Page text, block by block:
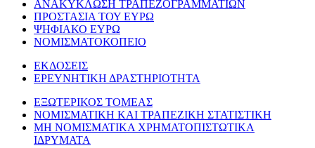
ΑΝΑΚΥΚΛΩΣΗ ΤΡΑΠΕΖΟΓΡΑΜΜΑΤΙΩΝ
ΠΡΟΣΤΑΣΙΑ ΤΟΥ ΕΥΡΩ
ΨΗΦΙΑΚΟ ΕΥΡΩ
ΝΟΜΙΣΜΑΤΟΚΟΠΕΙΟ
ΕΚΔΟΣΕΙΣ
ΕΡΕΥΝΗΤΙΚΗ ΔΡΑΣΤΗΡΙΟΤΗΤΑ
ΕΞΩΤΕΡΙΚΟΣ ΤΟΜΕΑΣ
ΝΟΜΙΣΜΑΤΙΚΗ ΚΑΙ ΤΡΑΠΕΖΙΚΗ ΣΤΑΤΙΣΤΙΚΗ
ΜΗ ΝΟΜΙΣΜΑΤΙΚΑ ΧΡΗΜΑΤΟΠΙΣΤΩΤΙΚΑ
ΙΔΡΥΜΑΤΑ